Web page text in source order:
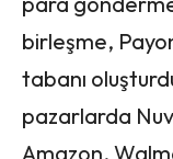
birleşme,
tabanı
pazarlarda
Amazon,